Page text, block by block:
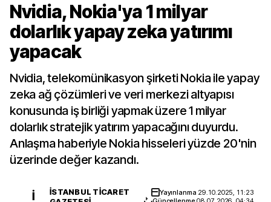
Nvidia, Nokia'ya 1 milyar
dolarlık yapay zeka yatırımı
yapacak
Nvidia, telekomünikasyon şirketi Nokia ile yapay
zeka ağ çözümleri ve veri merkezi altyapısı
konusunda iş birliği yapmak üzere 1 milyar
dolarlık stratejik yatırım yapacağını duyurdu.
Anlaşma haberiyle Nokia hisseleri yüzde 20'nin
üzerinde değer kazandı.
İ
İSTANBUL TICARET
Yayınlanma 29.10.2025, 11:23